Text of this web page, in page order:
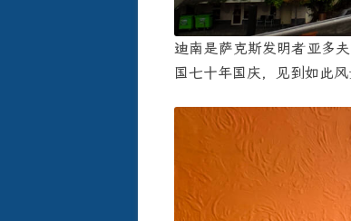
迪南是萨克斯发明者亚多
国七十年国庆，见到如此